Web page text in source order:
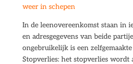
weer in schepen
In de leenovereenkomst staan in
en adresgegevens van beide
ongebruikelijk is een
Stopverlies: het stopverlies wordt